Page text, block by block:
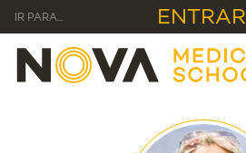
IR PARA... ENTRAR